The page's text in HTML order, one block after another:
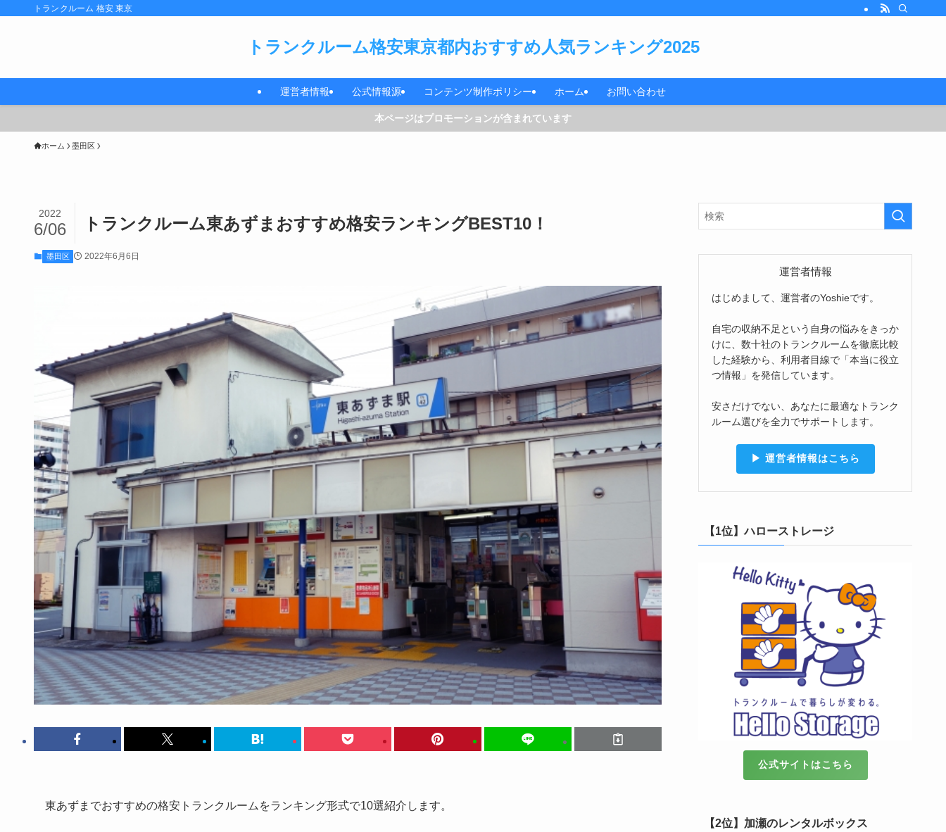
トランクルーム 格安 東京
トランクルーム格安東京都内おすすめ人気ランキング2025
運営者情報 公式情報源 コンテンツ制作ポリシー ホーム お問い合わせ
本ページはプロモーションが含まれています
ホーム 墨田区
トランクルーム東あずまおすすめ格安ランキングBEST10！
2022
6/06
墨田区 2022年6月6日
東あずまでおすすめの格安トランクルームをランキング形式で10選紹介します。
運営者情報
はじめまして、運営者のYoshieです。
自宅の収納不足という自身の悩みをきっか
けに、数十社のトランクルームを徹底比較
した経験から、利用者目線で「本当に役立
つ情報」を発信しています。
安さだけでない、あなたに最適なトランク
ルーム選びを全力でサポートします。
▶︎ 運営者情報はこちら
【1位】ハローストレージ
公式サイトはこちら
【2位】加瀬のレンタルボックス